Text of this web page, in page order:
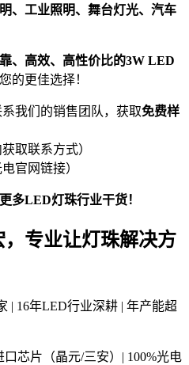
、工业照明、舞台灯光、汽车
、高效、高性价比的3W LED
的更佳选择！
我们的销售团队，获取免费样
取联系方式）
官网链接）
多LED灯珠行业干货！
专业让灯珠解决方
| 16年LED行业深耕 | 年产能超
芯片（晶元/三安）| 100%光电